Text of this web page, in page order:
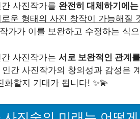
사진작가를 완전히 대체하기에
운 형태의 사진 창작이 가능해질
가가 이를 보완하고 수정하는 식
사진작가는 서로 보완적인 관계
간 사진작가의 창의성과 감성은
할지 기대가 됩니다! ✨💫